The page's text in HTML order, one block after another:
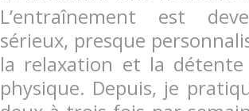
L’entraînement est
sérieux, presque
la relaxation et la
physique. Depuis, je